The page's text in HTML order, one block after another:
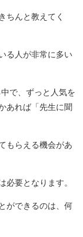
ちんと教えてく
る人が非常に多い
で、ずっと人気を
あれば「先生に聞
もらえる機会があ
必要となります。
ができるのは、何